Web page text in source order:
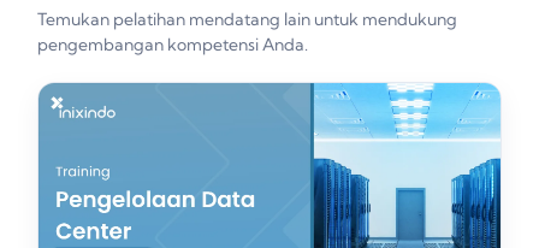
Temukan pelatihan mendatang lain untuk mendukung
pengembangan kompetensi Anda.